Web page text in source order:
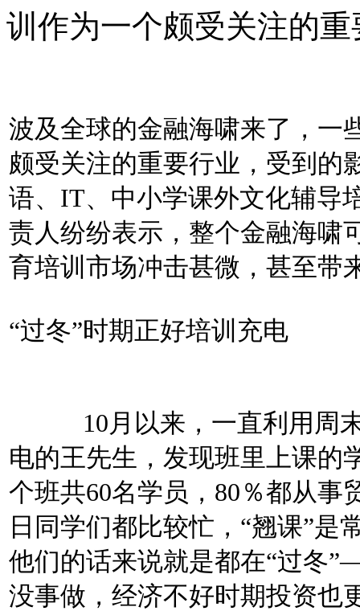
训作为一个颇受关注的
波及全球的金融海啸来了，一
颇受关注的重要行业，受到的
语、IT、中小学课外文化辅导
责人纷纷表示，整个金融海啸
育培训市场冲击甚微，甚
“过冬”时期正好培训充电
10月以来，一直利用周末
电的王先生，发现班里上课的
个班共60名学员，80％都从事
日同学们都比较忙，“翘课”是
他们的话来说就是都在“过冬
没事做，经济不好时期投资也